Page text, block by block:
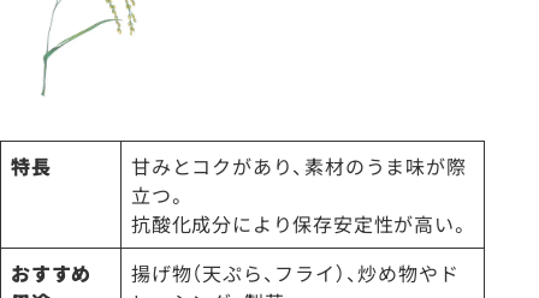
特長
甘みとコクがあり、素材のうま味が際
立つ。
抗酸化成分により保存安定性が高い。
おすすめ
揚げ物（天ぷら、フライ）、炒め物やド